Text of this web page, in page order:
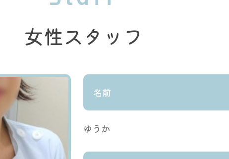
女性スタッフ
名前
ゆうか